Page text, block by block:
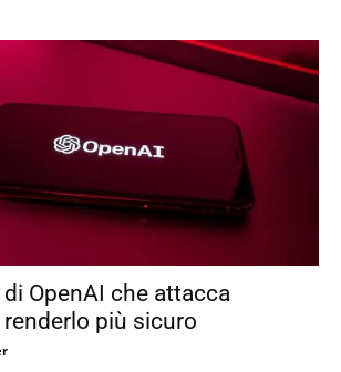
di OpenAI che attacca
renderlo più sicuro